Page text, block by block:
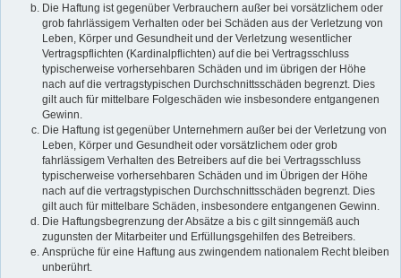
Die Haftung ist gegenüber Verbrauchern außer bei vorsätzlichem oder
grob fahrlässigem Verhalten oder bei Schäden aus der Verletzung von
Leben, Körper und Gesundheit und der Verletzung wesentlicher
Vertragspflichten (Kardinalpflichten) auf die bei Vertragsschluss
typischerweise vorhersehbaren Schäden und im übrigen der Höhe
nach auf die vertragstypischen Durchschnittsschäden begrenzt. Dies
gilt auch für mittelbare Folgeschäden wie insbesondere entgangenen
Gewinn.
Die Haftung ist gegenüber Unternehmern außer bei der Verletzung von
Leben, Körper und Gesundheit oder vorsätzlichem oder grob
fahrlässigem Verhalten des Betreibers auf die bei Vertragsschluss
typischerweise vorhersehbaren Schäden und im Übrigen der Höhe
nach auf die vertragstypischen Durchschnittsschäden begrenzt. Dies
gilt auch für mittelbare Schäden, insbesondere entgangenen Gewinn.
Die Haftungsbegrenzung der Absätze a bis c gilt sinngemäß auch
zugunsten der Mitarbeiter und Erfüllungsgehilfen des Betreibers.
Ansprüche für eine Haftung aus zwingendem nationalem Recht bleiben
unberührt.